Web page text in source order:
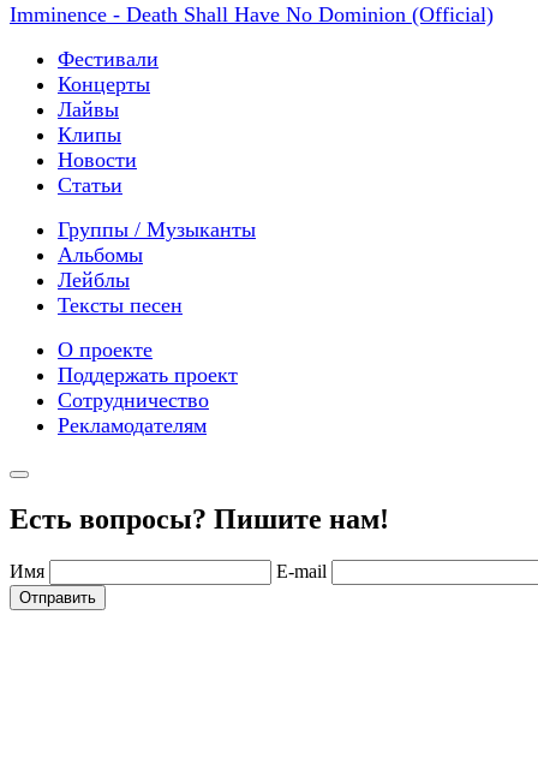
Imminence - Death Shall Have No Dominion (Official)
Фестивали
Концерты
Лайвы
Клипы
Новости
Статьи
Группы / Музыканты
Альбомы
Лейблы
Тексты песен
О проекте
Поддержать проект
Сотрудничество
Рекламодателям
Есть вопросы? Пишите нам!
Имя E-mail